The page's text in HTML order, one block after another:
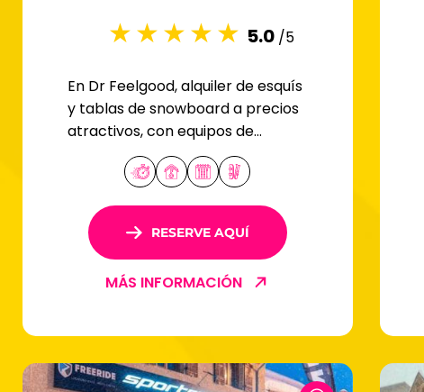
5.0 /5
En Dr Feelgood, alquiler de esquís
y tablas de snowboard a precios
atractivos, con equipos de
calidad y una cálida bienvenida.
RESERVE AQUÍ
MÁS INFORMACIÓN